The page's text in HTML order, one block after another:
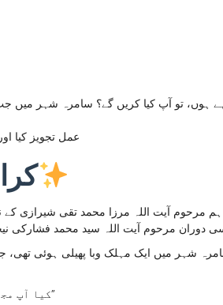
ہوں، تو آپ کیا کریں گے؟ سامرہ شہر میں
عمل تجویز کیا
مرحوم آیت اللہ مرزا محمد تقی شیرازی
دوران مرحوم آیت اللہ سید محمد فشارکی
شہر میں ایک مہلک وبا پھیلی ہوئی تھی،
“کیا آپ مجھے عادل اور مجتہد سمجھتے ہیں؟”